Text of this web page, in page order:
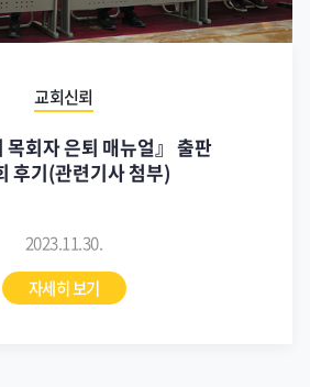
교회신뢰
목회자 은퇴 매뉴얼』 출판
후기(관련기사 첨부)
2023.11.30.
자세히 보기